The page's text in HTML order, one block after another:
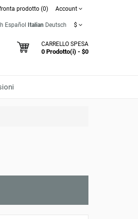
prodotto (0) Account
Español Italian Deutsch $
CARRELLO SPESA
0 Prodotto(i) - $0